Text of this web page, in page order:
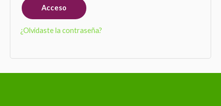
Acceso
¿Olvidaste la contraseña?